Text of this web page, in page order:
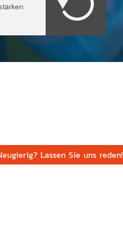
Lassen Sie uns reden!